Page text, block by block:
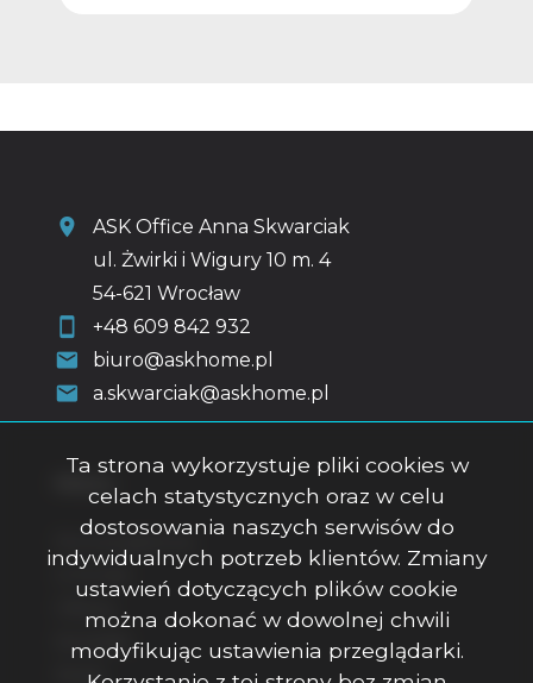
ASK Office Anna Skwarciak
ul. Żwirki i Wigury 10 m. 4
54-621 Wrocław
+48 609 842 932
biuro@askhome.pl
a.skwarciak@askhome.pl
Strona główna
O firmie
Kontakt
Rodo
Ta strona wykorzystuje pliki cookies w
celach statystycznych oraz w celu
dostosowania naszych serwisów do
indywidualnych potrzeb klientów. Zmiany
ustawień dotyczących plików cookie
można dokonać w dowolnej chwili
modyfikując ustawienia przeglądarki.